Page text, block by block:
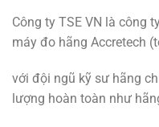
Công ty TSE VN là công
máy đo hãng Accretech
với đội ngũ kỹ sư hãng
lượng hoàn toàn như